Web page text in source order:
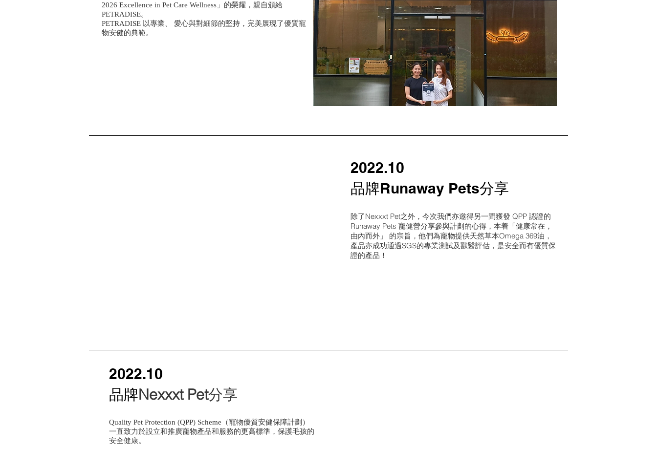
2022.10
品牌Nexxxt Pet分享
Quality Pet Protection (QPP) Scheme（寵物優質安健保障計劃）
一直致力於設立和推廣寵物產品和服務的更高標準，保護毛孩的
安全健康。
2022.10
品牌Runaway Pets分享
除了Nexxxt Pet之外，今次我們亦邀得另一間獲發 QPP 認證的
Runaway Pets 寵健營分享參與計劃的心得，本着「健康常在，
由內而外」 的宗旨，他們為寵物提供天然草本Omega 369油，
產品亦成功通過SGS的專業測試及獸醫評估，是安全而有優質保
證的產品！
2026 Excellence in Pet Care Wellness」的榮耀，親自頒給
PETRADISE。
PETRADISE 以專業、 愛心與對細節的堅持，完美展現了優質寵
物安健的典範。